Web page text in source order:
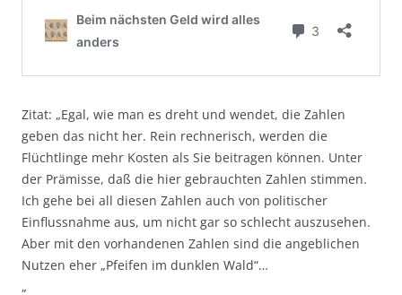
Zitat: „Egal, wie man es dreht und wendet, die Zahlen
geben das nicht her. Rein rechnerisch, werden die
Flüchtlinge mehr Kosten als Sie beitragen können. Unter
der Prämisse, daß die hier gebrauchten Zahlen stimmen.
Ich gehe bei all diesen Zahlen auch von politischer
Einflussnahme aus, um nicht gar so schlecht auszusehen.
Aber mit den vorhandenen Zahlen sind die angeblichen
Nutzen eher „Pfeifen im dunklen Wald“…
„